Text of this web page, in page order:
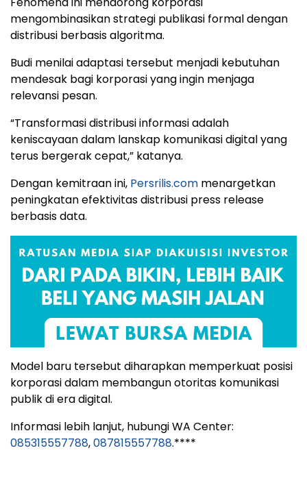
mengombinasikan strategi publikasi formal dengan
distribusi berbasis algoritma.
Budi menilai adaptasi tersebut menjadi kebutuhan
mendesak bagi korporasi yang ingin menjaga
relevansi pesan.
“Transformasi distribusi informasi adalah
keniscayaan dalam lanskap komunikasi digital yang
terus bergerak cepat,” katanya.
Dengan kemitraan ini, Persrilis.com menargetkan
peningkatan efektivitas distribusi press release
berbasis data.
Model baru tersebut diharapkan memperkuat posisi
korporasi dalam membangun otoritas komunikasi
publik di era digital.
Informasi lebih lanjut, hubungi WA Center:
085315557788,087815557788.****